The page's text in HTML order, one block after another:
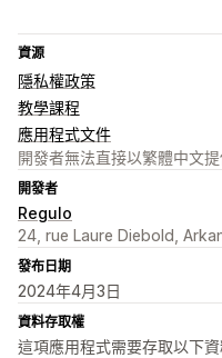
資源
隱私權政策
教學課程
應用程式文件
開發者無法直接以繁體中文提
開發者
Regulo
24, rue Laure Diebold,
發布日期
2024年4月3日
資料存取權
這項應用程式需要存取以下